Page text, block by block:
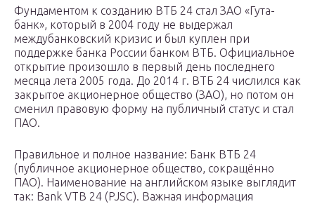
Фундаментом к созданию ВТБ 24 стал ЗАО «Гута-
банк», который в 2004 году не выдержал
междубанковский кризис и был куплен при
поддержке банка России банком ВТБ. Официальное
открытие произошло в первый день последнего
месяца лета 2005 года. До 2014 г. ВТБ 24 числился как
закрытое акционерное общество (ЗАО), но потом он
сменил правовую форму на публичный статус и стал
ПАО.
Правильное и полное название: Банк ВТБ 24
(публичное акционерное общество, сокращённо
ПАО). Наименование на английском языке выглядит
так: Bank VTB 24 (PJSC). Важная информация